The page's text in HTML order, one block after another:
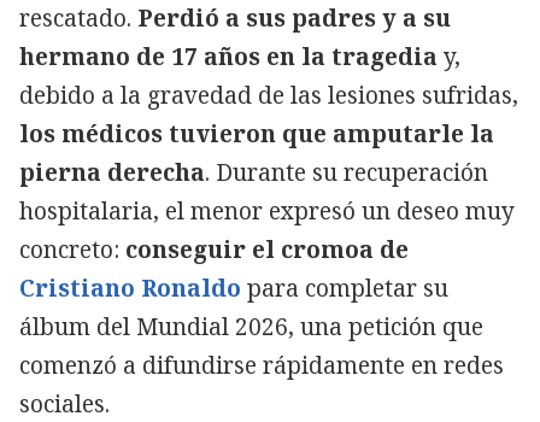
rescatado. Perdió a sus padres y a su
hermano de 17 años en la tragedia y,
debido a la gravedad de las lesiones sufridas,
los médicos tuvieron que amputarle la
pierna derecha. Durante su recuperación
hospitalaria, el menor expresó un deseo muy
concreto: conseguir el cromoa de
Cristiano Ronaldo para completar su
álbum del Mundial 2026, una petición que
comenzó a difundirse rápidamente en redes
sociales.